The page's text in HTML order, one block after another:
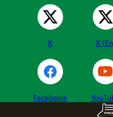
X X
Facebook